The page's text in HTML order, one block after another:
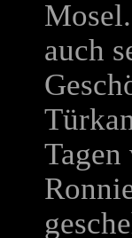
auch